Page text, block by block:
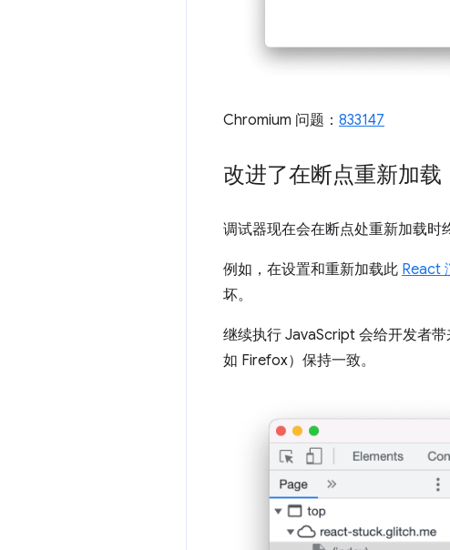
Chromium 问题： 833147
改进了在断点重新加载
调试器现在会在断点处重新加载时
例如，在设置和重新加载此 React
坏。
继续执行 JavaScript 会给开发者
如 Firefox）保持一致。